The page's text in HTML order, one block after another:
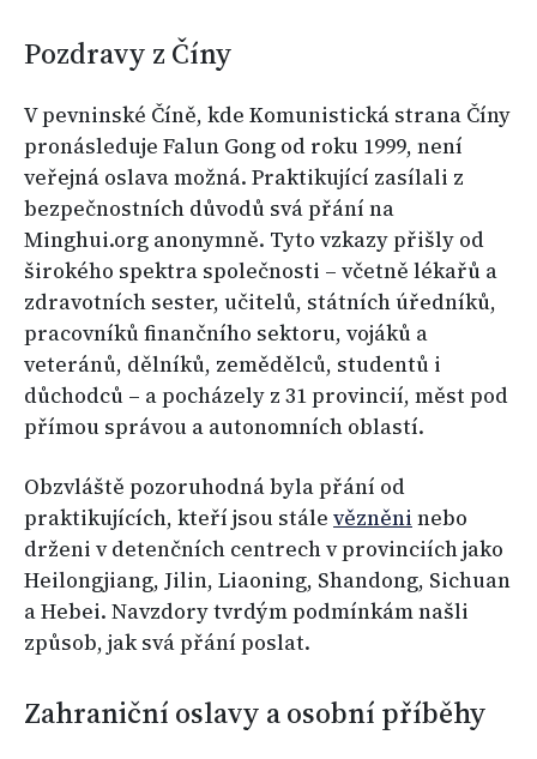
Pozdravy z Číny
V pevninské Číně, kde Komunistická strana Číny
pronásleduje Falun Gong od roku 1999, není
veřejná oslava možná. Praktikující zasílali z
bezpečnostních důvodů svá přání na
Minghui.org anonymně. Tyto vzkazy přišly od
širokého spektra společnosti – včetně lékařů a
zdravotních sester, učitelů, státních úředníků,
pracovníků finančního sektoru, vojáků a
veteránů, dělníků, zemědělců, studentů i
důchodců – a pocházely z 31 provincií, měst pod
přímou správou a autonomních oblastí.
Obzvláště pozoruhodná byla přání od
praktikujících, kteří jsou stále vězněni nebo
drženi v detenčních centrech v provinciích jako
Heilongjiang, Jilin, Liaoning, Shandong, Sichuan
a Hebei. Navzdory tvrdým podmínkám našli
způsob, jak svá přání poslat.
Zahraniční oslavy a osobní příběhy